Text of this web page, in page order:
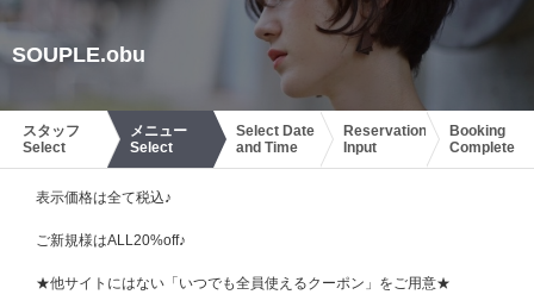
SOUPLE.obu
スタッフ
Select
メニュー
Select
Select Date
and Time
Reservation
Input
Booking
Complete
表示価格は全て税込♪
ご新規様はALL20%off♪
★他サイトにはない「いつでも全員使えるクーポン」をご用意★